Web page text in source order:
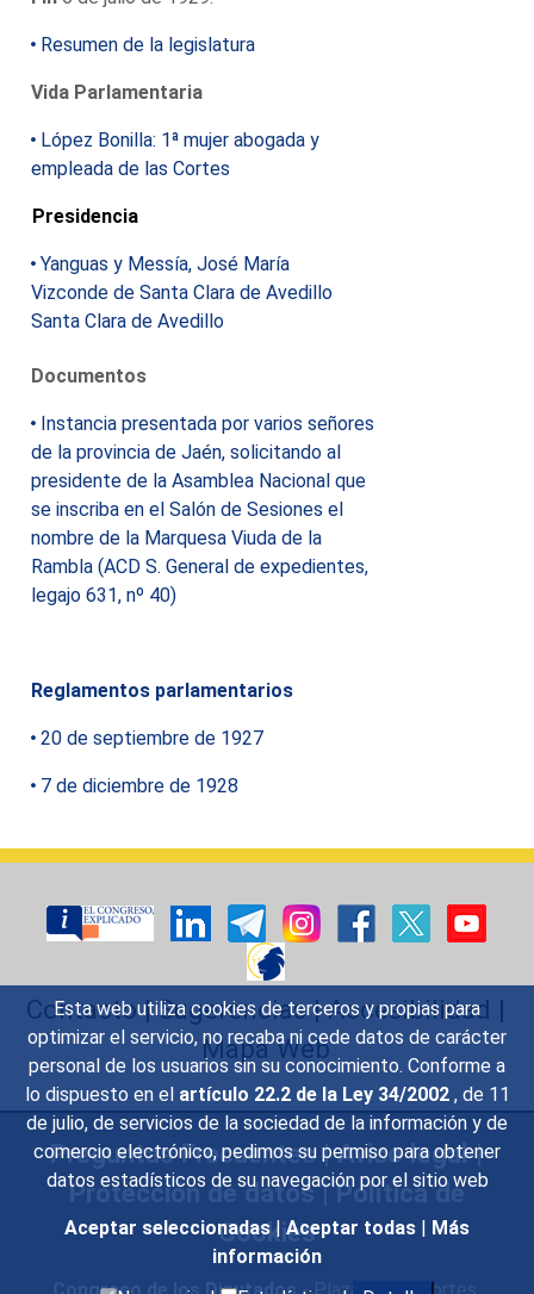
Esta web utiliza cookies de terceros y propias para
optimizar el servicio, no recaba ni cede datos de carácter
personal de los usuarios sin su conocimiento. Conforme a
lo dispuesto en el artículo 22.2 de la Ley 34/2002 , de 11
de julio, de servicios de la sociedad de la información y de
comercio electrónico, pedimos su permiso para obtener
datos estadísticos de su navegación por el sitio web
Aceptar seleccionadas | Aceptar todas | Más
información
Resumen de la legislatura
Vida Parlamentaria
López Bonilla: 1ª mujer abogada y
empleada de las Cortes
Presidencia
Yanguas y Messía, José María
Vizconde de Santa Clara de Avedillo
Santa Clara de Avedillo
Documentos
Instancia presentada por varios señores
de la provincia de Jaén, solicitando al
presidente de la Asamblea Nacional que
se inscriba en el Salón de Sesiones el
nombre de la Marquesa Viuda de la
Rambla (ACD S. General de expedientes,
legajo 631, nº 40)
Reglamentos parlamentarios
20 de septiembre de 1927
7 de diciembre de 1928
Contacto|Sugerencias|Accesibilidad |
Mapa Web
Preguntas Frecuentes|Aviso legal|
Protección de datos|Política de
Cookies
Congreso de los Diputados - Plaza de las Cortes,